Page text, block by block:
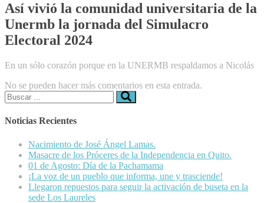
Así vivió la comunidad universitaria de la
Unermb la jornada del Simulacro
Electoral 2024
En un sólo corazón porque en la UNERMB respaldamos a Nicolás
No se pueden hacer más comentarios en esta entrada.
Buscar:
Noticias Recientes
Nacimiento de José Ángel Lamas.
Masacre de los Próceres de la Independencia en Quito.
01 de Agosto: Día de la Pachamama
¡La voz de un pueblo que informa, une y trasciende!
Llegaron repuestos para seguir la activación de buseta en la
sede Los Laureles